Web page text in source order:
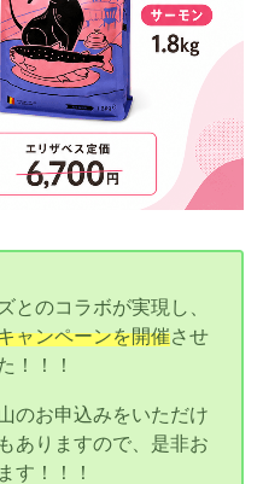
とのコラボが実現し、
ャンペーンを開催させ
！！！
のお申込みをいただけ
ありますので、是非お
す！！！